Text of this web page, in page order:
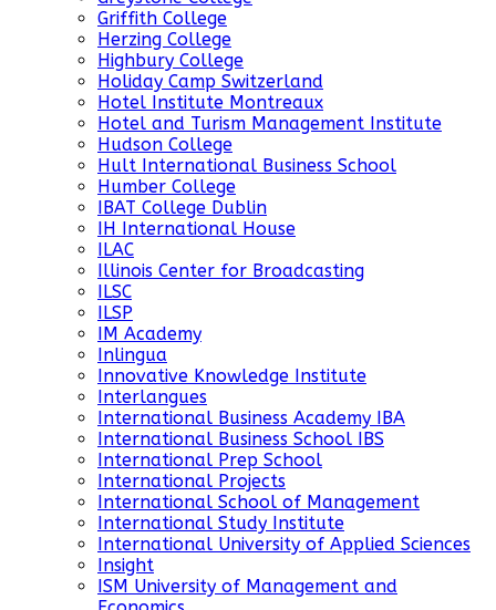
Griffith College
Herzing College
Highbury College
Holiday Camp Switzerland
Hotel Institute Montreaux
Hotel and Turism Management Institute
Hudson College
Hult International Business School
Humber College
IBAT College Dublin
IH International House
ILAC
Illinois Center for Broadcasting
ILSC
ILSP
IM Academy
Inlingua
Innovative Knowledge Institute
Interlangues
International Business Academy IBA
International Business School IBS
International Prep School
International Projects
International School of Management
International Study Institute
International University of Applied Sciences
Insight
ISM University of Management and